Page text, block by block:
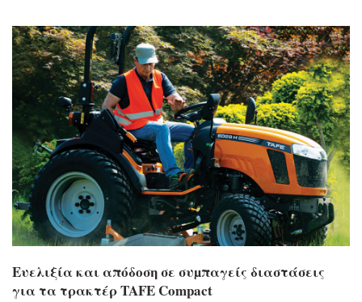
Eυελιξία και απόδοση σε συµπαγείς διαστάσεις
για τα τρακτέρ TAFE Compact